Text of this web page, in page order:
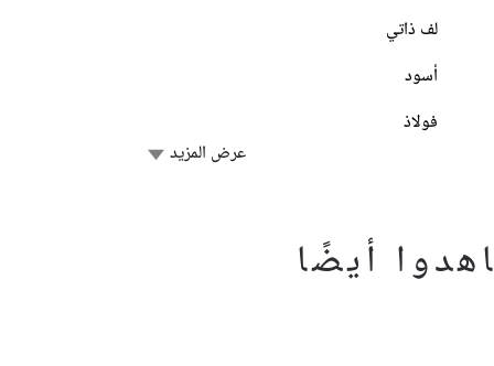
لف ذاتي
أسود
فولاذ
عرض المزيد
أيضًا